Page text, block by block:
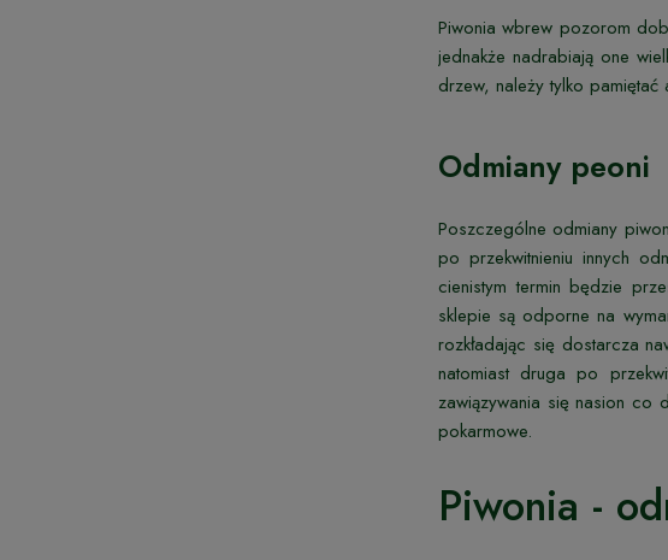
Piwonia wbrew pozorom
jednakże nadrabiają one
drzew, należy tylko
Odmiany peoni
Poszczególne odmiany
po przekwitnieniu innych
cienistym termin będzie
sklepie są odporne na
rozkładając się dostarcza
natomiast druga po
zawiązywania się nasion co
pokarmowe.
Piwonia -